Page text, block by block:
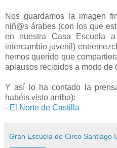
Nos guardamos la imagen
niñ@s árabes (con los que
en nuestra Casa Escuela
intercambio juvenil)
hemos querido que
aplausos recibidos a modo
Y así lo ha contado la
habéis visto arriba):
- El Norte de Castilla
Gran Escuela de Circo Santiago